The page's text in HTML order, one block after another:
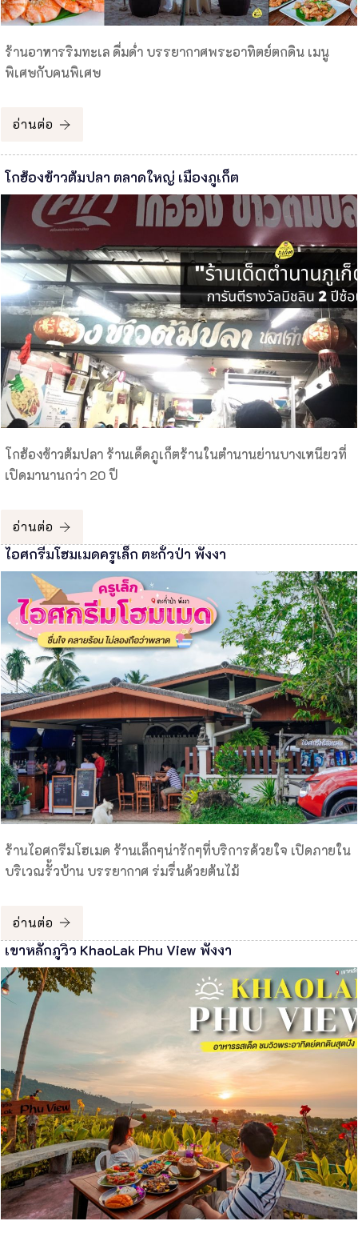
ร้านอาหารริมทะเล ดื่มด่ำ บรรยากาศพระอาทิตย์ตกดิน เมนู
พิเศษกับคนพิเศษ
อ่านต่อ
โกฮ้องข้าวต้มปลา ตลาดใหญ่ เมืองภูเก็ต
โกฮ้องข้าวต้มปลา ร้านเด็ดภูเก็ตร้านในตำนานย่านบางเหนียวที่
เปิดมานานกว่า 20 ปี
อ่านต่อ
ไอศกรีมโฮมเมดครูเล็ก ตะกั่วป่า พังงา
ร้านไอศกรีมโฮเมด ร้านเล็กๆน่ารักๆที่บริการด้วยใจ เปิดภายใน
บริเวณรั้วบ้าน บรรยากาศ ร่มรื่นด้วยต้นไม้
อ่านต่อ
เขาหลักภูวิว KhaoLak Phu View พังงา